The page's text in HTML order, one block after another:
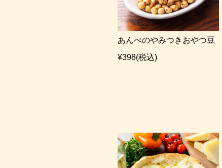
あんべのやみつきおやつ豆
¥398(税込)